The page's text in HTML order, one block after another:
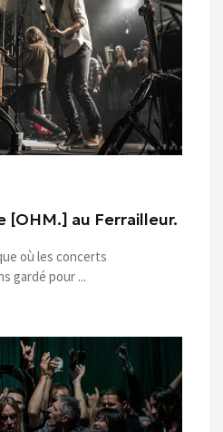
[OHM.] au Ferrailleur.
où les concerts
gardé pour ...